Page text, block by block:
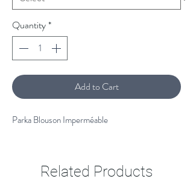
Quantity*
Add to Cart
Parka Blouson Imperméable
Related Products